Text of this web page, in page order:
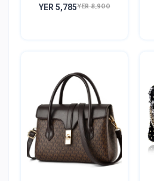
YER 8,900
YER 5,785